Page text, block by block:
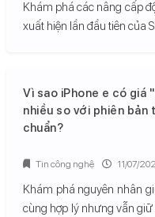
Khám phá các nâng cấp
xuất hiện lần đầu tiên của
Vì sao iPhone e có giá
nhiều so với phiên bản
chuẩn?
Khám phá nguyên nhân
cùng hợp lý nhưng vẫn
Tin công nghệ 11/07/